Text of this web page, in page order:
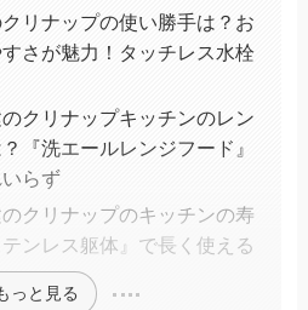
リナップの使い勝手は？お
さが魅力！タッチレス水栓
クリナップキッチンのレン
『洗エールレンジフード』
らず
クリナップのキッチンの寿
ンレス躯体』で長く使える
っと見る